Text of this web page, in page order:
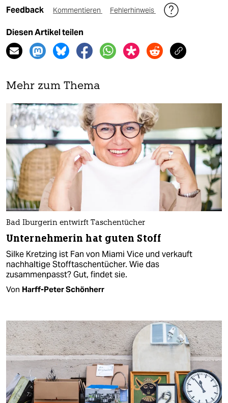
Feedback Kommentieren Fehlerhinweis
Diesen Artikel teilen
Mehr zum Thema
Bad Iburgerin entwirft Taschentücher
Unternehmerin hat guten Stoff
Silke Kretzing ist Fan von Miami Vice und verkauft
nachhaltige Stofftaschentücher. Wie das
zusammenpasst? Gut, findet sie.
Von Harff-Peter Schönherr